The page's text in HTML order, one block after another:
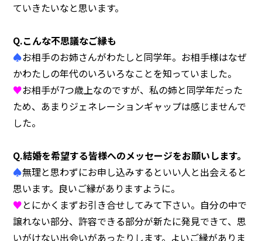
ていきたいなと思います。
Q.こんな不思議なご縁も
♠お相手のお姉さんがわたしと同学年。お相手様はなぜ
かわたしの年代のいろいろなことを知っていました。
♥お相手が7つ歳上なのですが、私の姉と同学年だった
ため、あまりジェネレーションギャップは感じませんで
した。
Q.結婚を希望する皆様へのメッセージをお願いします。
♠無理と思わずにお申し込みするといい人と出会えると
思います。良いご縁がありますように。
♥とにかくまずお引き合せしてみて下さい。自分の中で
譲れない部分、許容できる部分が新たに発見できて、思
いがけない出会いがあったりします。よいご縁がありま